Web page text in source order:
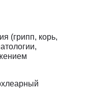
(грипп, корь,